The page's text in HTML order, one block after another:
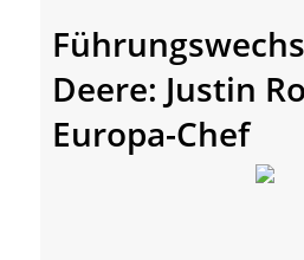
Deere: Justin
Europa-Chef